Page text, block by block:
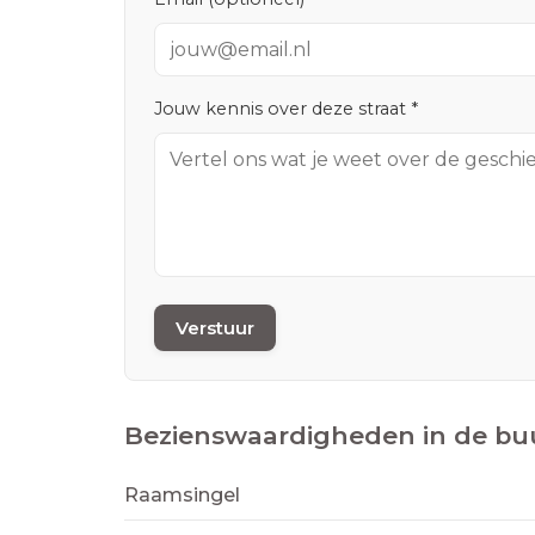
Jouw kennis over deze straat *
Verstuur
Bezienswaardigheden in de
Raamsingel